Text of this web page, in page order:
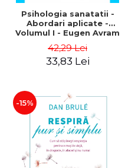
Psihologia sanatatii -
Abordari aplicate -
Volumul I - Eugen Avram
42,29 Lei
33,83 Lei
-15%